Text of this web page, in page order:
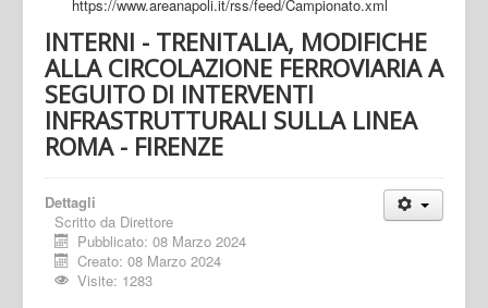
https://www.areanapoli.it/rss/feed/Campionato.xml
INTERNI - TRENITALIA, MODIFICHE
ALLA CIRCOLAZIONE FERROVIARIA A
SEGUITO DI INTERVENTI
INFRASTRUTTURALI SULLA LINEA
ROMA - FIRENZE
Dettagli
Scritto da Direttore
Pubblicato: 08 Marzo 2024
Creato: 08 Marzo 2024
Visite: 1283